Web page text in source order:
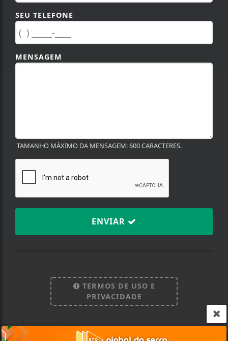
SEU TELEFONE
MENSAGEM
TAMANHO MÁXIMO DA MENSAGEM: 600 CARACTERES.
ENVIAR
TERMOS DE USO E
PRIVACIDADE
experiência de navegação. Ao continuar o acesso,
entendemos que você concorda com nossos Termos
de Uso e Privacidade.